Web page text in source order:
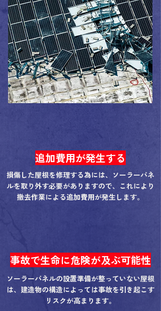
追加費用が発生する
損傷した屋根を修理する為には、ソーラーパネ
ルを取り外す必要がありますので、これにより
撤去作業による追加費用が発生します。
事故で生命に危険が及ぶ可能性
ソーラーパネルの設置準備が整っていない屋根
は、建造物の構造によっては事故を引き起こす
リスクが高まります。